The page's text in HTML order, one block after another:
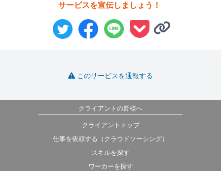
サービスを宣伝しましょう！
このサービスを通報する
クライアントの皆様へ
クライアントトップ
仕事を依頼する（クラウドソーシング）
スキルを探す
ワーカーを探す